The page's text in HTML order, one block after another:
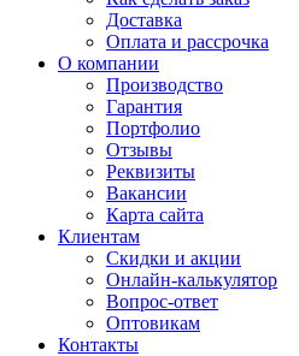
Доставка
Оплата и рассрочка
О компании
Производство
Гарантия
Портфолио
Отзывы
Реквизиты
Вакансии
Карта сайта
Клиентам
Скидки и акции
Онлайн-калькулятор
Вопрос-ответ
Оптовикам
Контакты